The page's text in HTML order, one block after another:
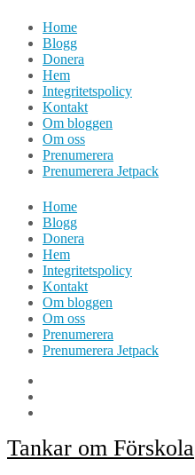
Hoppa
innehåll
Home
Blogg
Donera
Hem
Integritetspolicy
Kontakt
Om bloggen
Om oss
Prenumerera
Prenumerera Jetpack
Home
Blogg
Donera
Hem
Integritetspolicy
Kontakt
Om bloggen
Om oss
Prenumerera
Prenumerera Jetpack
Tankar om Förskola